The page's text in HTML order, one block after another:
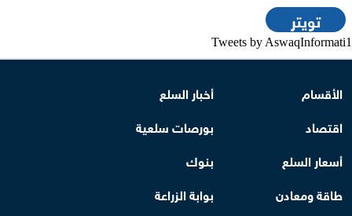
تويتر
Tweets by AswaqInformati1
الأقسام
أخبار السلع
اقتصاد
بورصات سلعية
أسعار السلع
بنوك
طاقة ومعادن
بوابة الزراعة